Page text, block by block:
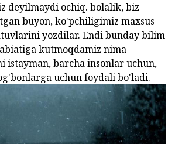
deyilmaydi ochiq. bolalik, biz
buyon, ko'pchiligimiz maxsus
yozdilar. Endi bunday bilim
kutmoqdamiz nima
barcha insonlar uchun,
uchun foydali bo'ladi.